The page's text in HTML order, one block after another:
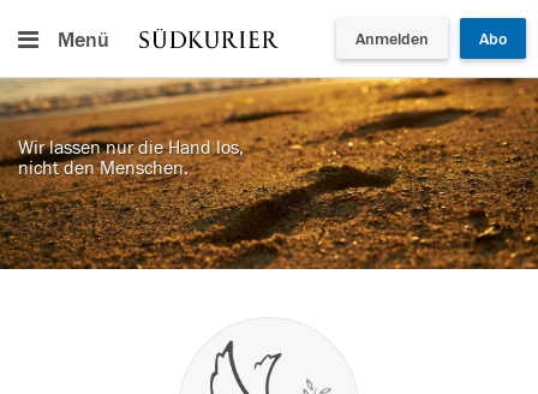
Menü Anmelden Abo
Wir lassen nur die Hand los,
nicht den Menschen.